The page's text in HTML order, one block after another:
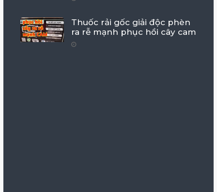
Thuốc rải gốc giải độc phèn
ra rễ mạnh phục hồi cây cam